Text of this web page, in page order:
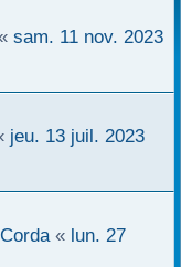
h
sam. 11 nov. 2023
jeu. 13 juil. 2023
« lun. 27